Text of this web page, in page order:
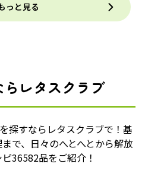
っと見る
らレタスクラブ
探すならレタスクラブで！基
で、日々のへとへとから解放
36582品をご紹介！